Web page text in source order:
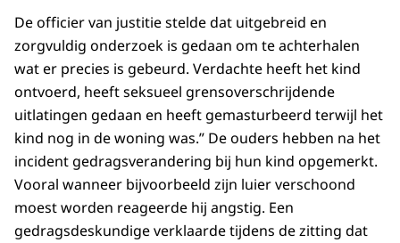
De officier van justitie stelde dat uitgebreid en
zorgvuldig onderzoek is gedaan om te achterhalen
wat er precies is gebeurd. Verdachte heeft het kind
ontvoerd, heeft seksueel grensoverschrijdende
uitlatingen gedaan en heeft gemasturbeerd terwijl het
kind nog in de woning was.” De ouders hebben na het
incident gedragsverandering bij hun kind opgemerkt.
Vooral wanneer bijvoorbeeld zijn luier verschoond
moest worden reageerde hij angstig. Een
gedragsdeskundige verklaarde tijdens de zitting dat